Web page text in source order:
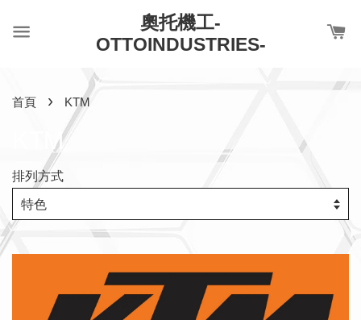
奧托機工-
OTTOINDUSTRIES-
首頁 › KTM
KTM
排列方式